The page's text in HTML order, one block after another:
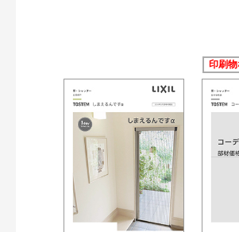
印刷物